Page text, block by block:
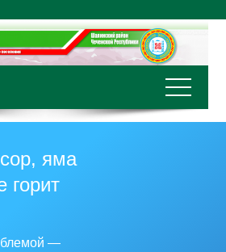
яма
горит
—